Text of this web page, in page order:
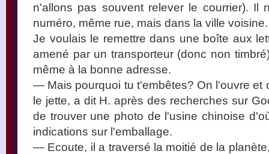
n'allons pas souvent relever le courrier). Il
numéro, même rue, mais dans la ville voisine.
Je voulais le remettre dans une boîte aux
amené par un transporteur (donc non
même à la bonne adresse.
— Mais pourquoi tu t'embêtes? On l'ouvre et
le jette, a dit H. après des recherches sur
de trouver une photo de l'usine chinoise
indications sur l'emballage.
— Ecoute, il a traversé la moitié de la